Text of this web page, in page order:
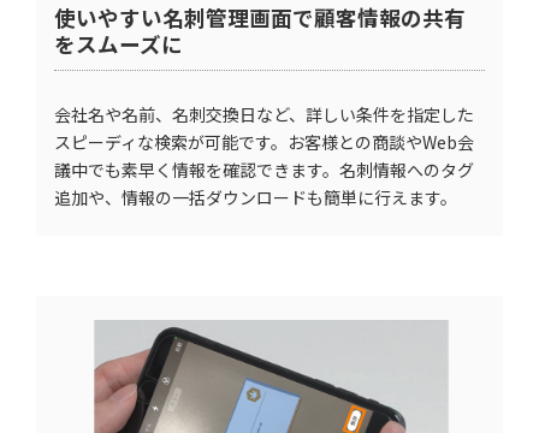
使いやすい名刺管理画面で顧客情報の共有
をスムーズに
会社名や名前、名刺交換日など、詳しい条件を指定した
スピーディな検索が可能です。お客様との商談やWeb会
議中でも素早く情報を確認できます。名刺情報へのタグ
追加や、情報の一括ダウンロードも簡単に行えます。